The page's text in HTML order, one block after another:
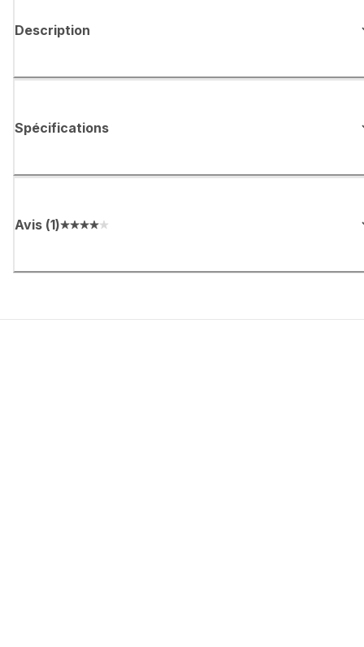
Description
Spécifications
Avis (1)